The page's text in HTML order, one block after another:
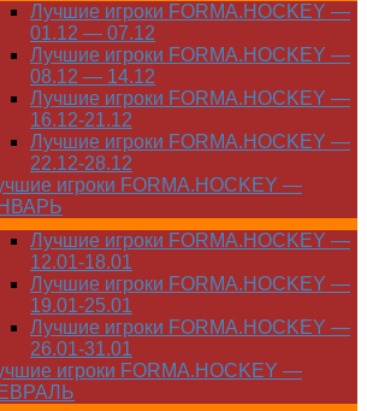
Лучшие игроки FORMA.HOCKEY —
01.12 — 07.12
Лучшие игроки FORMA.HOCKEY —
08.12 — 14.12
Лучшие игроки FORMA.HOCKEY —
16.12-21.12
Лучшие игроки FORMA.HOCKEY —
22.12-28.12
игроки FORMA.HOCKEY —
Лучшие игроки FORMA.HOCKEY —
12.01-18.01
Лучшие игроки FORMA.HOCKEY —
19.01-25.01
Лучшие игроки FORMA.HOCKEY —
26.01-31.01
игроки FORMA.HOCKEY —